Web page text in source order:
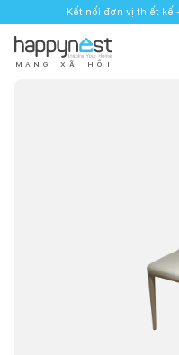
Kết nối đơn vị thiết kế
M Ạ N G X Ã H Ộ I